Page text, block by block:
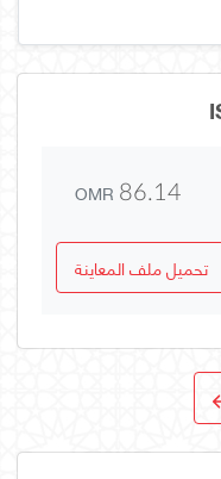
OMR 86.14
تحميل ملف المعاينة